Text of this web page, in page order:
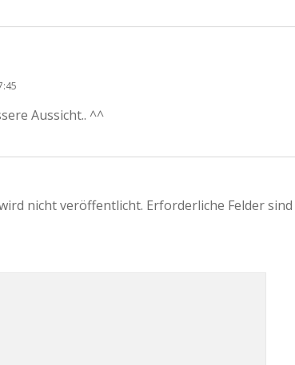
Aussicht.. ^^
nicht veröffentlicht. Erforderliche Felder